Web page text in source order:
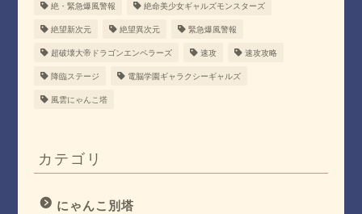
絶・緊急爆風警報 絶命美少女ギャルズモンスターズ
絶望新次元 絶望異次元 緊急爆風警報
超破壊大帝ドラゴンエンペラーズ 速攻 速攻攻略
降臨ステージ 電脳学園ギャラクシーギャルズ
風雲にゃんこ塔
カテゴリ
にゃんこ別塔